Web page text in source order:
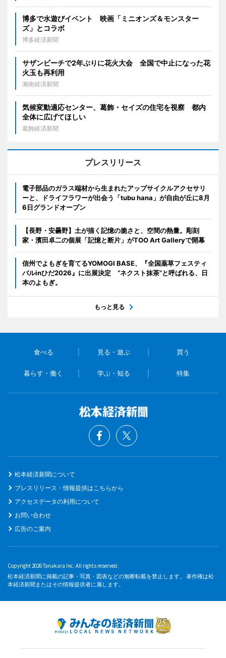
博多で水遊びイベント 映画「ミニオンズ＆モンスター
ズ」とコラボ
博多経済新聞
サザンビーチで2年ぶりに花火大会 全国で中止になった花
火玉も再利用
湘南経済新聞
気候変動適応センター、葛飾・セイズの住宅を視察 都内
全体に広げてほしい
葛飾経済新聞
プレスリリース
電子部品のガラス端材から生まれたアップサイクルアクセサリ
ーと、ドライフラワーが出会う「tubu hana」が自由が丘に8月
6日グランドオープン
【長野・安曇野】土が描く記憶の脆さと、空間の熱量。彫刻
家・濱田卓二の個展「記憶と断片」がTOO Art Galleryで開幕
信州でよもぎを育てるYOMOGI BASE、『全国薬草フェスティ
バルinひだ2026』に出展決定 “ネクスト抹茶”と呼ばれる、日
本のよもぎ。
もっと見る
食べる 見る・遊ぶ 買う
暮らす・働く 学ぶ・知る 特集
松本経済新聞について
プレスリリース・情報提供はこちらから
アクセスデータの利用について
お問い合わせ
広告のご案内
Copyright 2026 Tanakara Inc. All rights reserved.
松本経済新聞に掲載の記事・写真・図表などの無断転載を禁止します。 著作権は松
本経済新聞またはその情報提供者に属します。